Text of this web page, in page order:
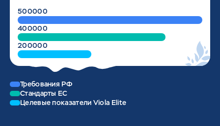
500000
400000
200000
Требования РФ
Стандарты ЕС
Целевые показатели Viola Elite